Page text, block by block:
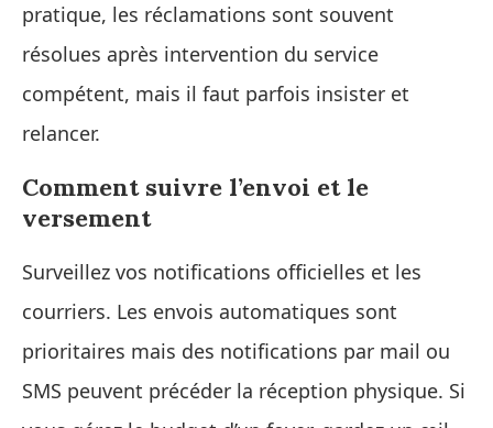
pratique, les réclamations sont souvent
résolues après intervention du service
compétent, mais il faut parfois insister et
relancer.
Comment suivre l’envoi et le
versement
Surveillez vos notifications officielles et les
courriers. Les envois automatiques sont
prioritaires mais des notifications par mail ou
SMS peuvent précéder la réception physique. Si